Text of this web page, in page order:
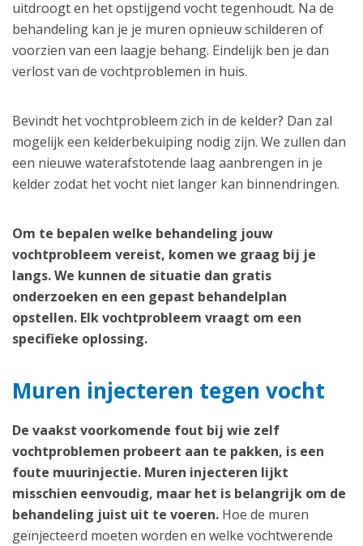
uitdroogt en het opstijgend vocht tegenhoudt. Na de
behandeling kan je je muren opnieuw schilderen of
voorzien van een laagje behang. Eindelijk ben je dan
verlost van de vochtproblemen in huis.
Bevindt het vochtprobleem zich in de kelder? Dan zal
mogelijk een kelderbekuiping nodig zijn. We zullen dan
een nieuwe waterafstotende laag aanbrengen in je
kelder zodat het vocht niet langer kan binnendringen.
Om te bepalen welke behandeling jouw
vochtprobleem vereist, komen we graag bij je
langs. We kunnen de situatie dan gratis
onderzoeken en een gepast behandelplan
opstellen. Elk vochtprobleem vraagt om een
specifieke oplossing.
Muren injecteren tegen vocht
De vaakst voorkomende fout bij wie zelf
vochtproblemen probeert aan te pakken, is een
foute muurinjectie. Muren injecteren lijkt
misschien eenvoudig, maar het is belangrijk om de
behandeling juist uit te voeren. Hoe de muren
geïnjecteerd moeten worden en welke vochtwerende